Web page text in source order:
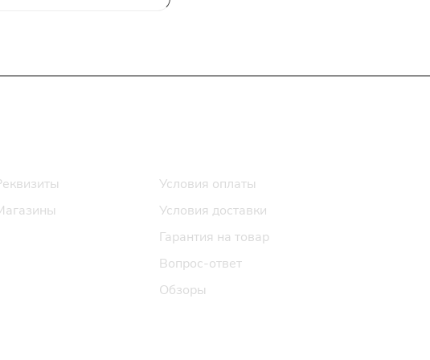
Условия оплаты
Условия доставки
Гарантия на товар
Вопрос-ответ
Обзоры